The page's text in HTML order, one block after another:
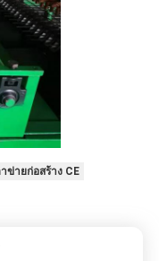
ข่ายก่อสร้าง CE